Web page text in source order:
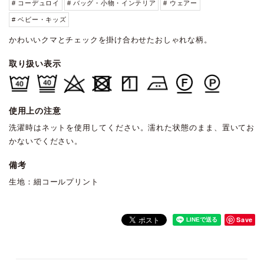
# コーデュロイ # バッグ・小物・インテリア # ウェアー
# ベビー・キッズ
かわいいクマとチェックを掛け合わせたおしゃれな柄。
取り扱い表示
使用上の注意
洗濯時はネットを使用してください。濡れた状態のまま、置いてお
かないでください。
備考
生地：細コールプリント
Save